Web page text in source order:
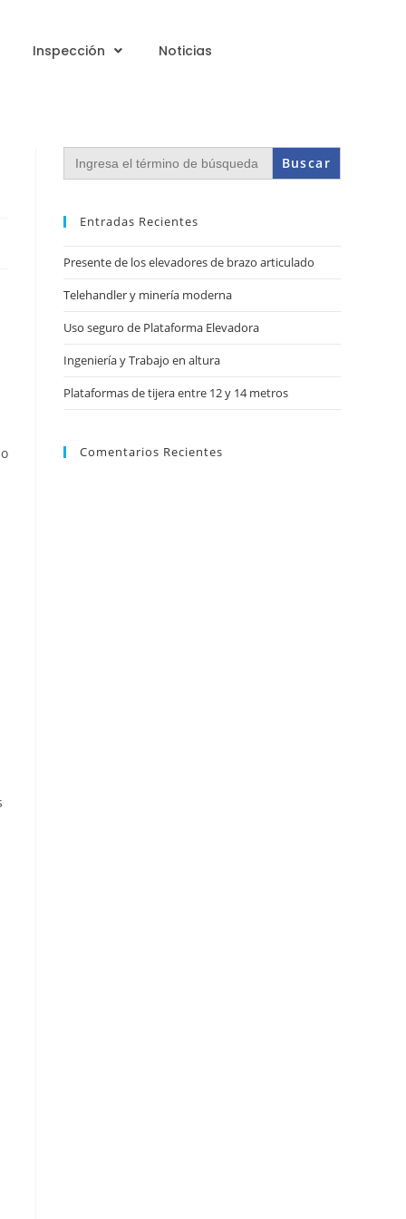
Inspección Noticias
Buscar:
Entradas Recientes
Presente de los elevadores de brazo articulado
Telehandler y minería moderna
Uso seguro de Plataforma Elevadora
Ingeniería y Trabajo en altura
Plataformas de tijera entre 12 y 14 metros
Comentarios Recientes